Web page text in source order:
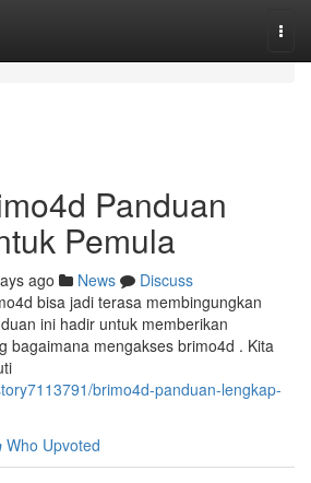
Panduan
Pemula
ago News
Discuss
bisa jadi terasa membingungkan
ini hadir untuk memberikan
bagaimana mengakses brimo4d . Kita
brimo4d-panduan-lengkap-
Who Upvoted